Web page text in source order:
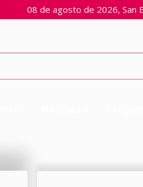
08 de agosto de 2026, San